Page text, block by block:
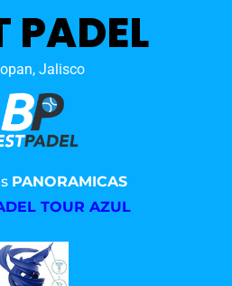
PADEL
Jalisco
PANORAMICAS
TOUR AZUL